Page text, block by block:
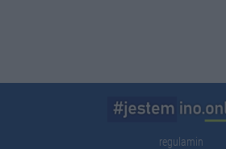
regulamin